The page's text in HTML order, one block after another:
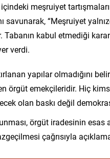
meşruiyet
savunarak, “Meşruiyet
kabul etmediği
verdi.
yapılar olmadığını
emekçileridir. Hiç
olan baskı değil
örgüt iradesinin esas
çağrısıyla